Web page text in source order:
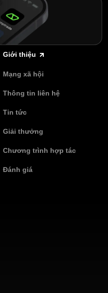
Giới thiệu
Mạng xã hội
Thông tin liên hệ
Tin tức
Giải thưởng
Chương trình hợp tác
Đánh giá